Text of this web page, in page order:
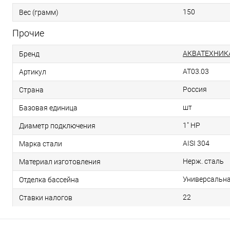
Вес (грамм) 150
Прочие
Бренд
Артикул AT03.03
Страна Россия
Базовая единица шт
Диаметр подключения 1" НР
Марка стали AISI 304
Материал изготовления Нерж. сталь
Отделка бассейна
Ставки налогов 22